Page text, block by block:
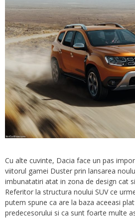
Cu alte cuvinte, Dacia face un pas
viitorul gamei Duster prin lansarea
imbunatatiri atat in zona de design cat
Referitor la structura noului SUV ce
putem spune ca are la baza aceeasi
predecesorului si ca sunt foarte multe